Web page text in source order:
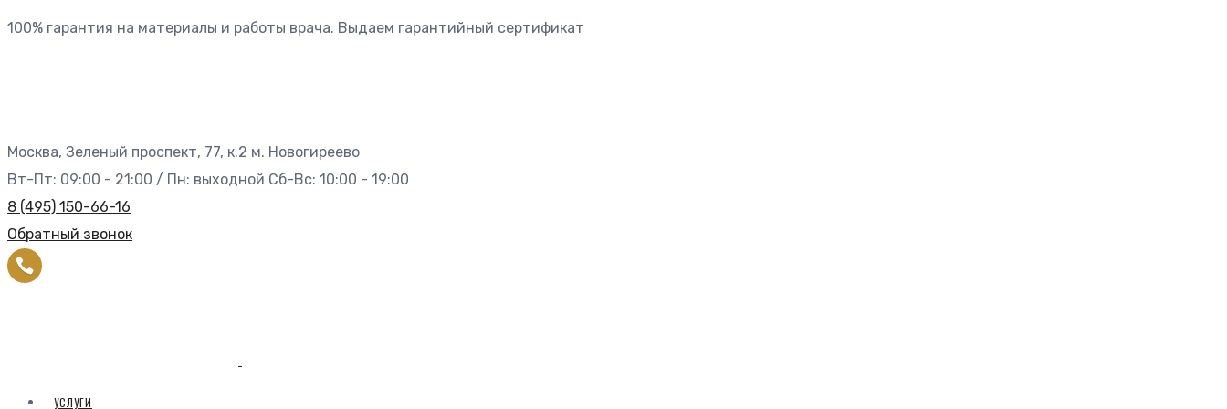
100% гарантия на материалы и работы врача. Выдаем гарантийный сертификат
Москва, Зеленый проспект, 77, к.2 м. Новогиреево
Вт-Пт: 09:00 - 21:00 / Пн: выходной Сб-Вс: 10:00 - 19:00
8 (495) 150-66-16
Обратный звонок
УСЛУГИ